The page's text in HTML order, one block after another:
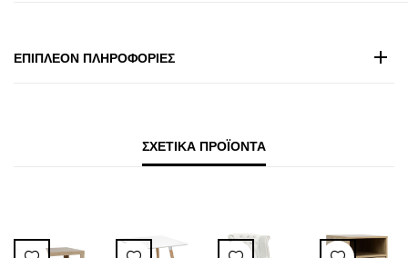
ΕΠΙΠΛΈΟΝ ΠΛΗΡΟΦΟΡΊΕΣ
ΣΧΕΤΙΚΆ ΠΡΟΪΌΝΤΑ